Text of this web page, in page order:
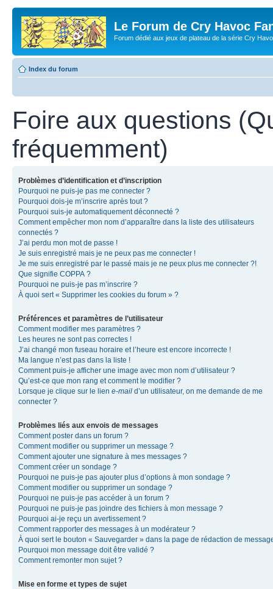
Le Forum de Cry Havoc
Forum dédié aux jeux de plateau de la série Cry
Index du forum
Foire aux questions
fréquemment)
Problèmes d’identification et d’inscription
Pourquoi ne puis-je pas me connecter ?
Pourquoi dois-je m’inscrire après tout ?
Pourquoi suis-je automatiquement déconnecté ?
Comment empêcher mon nom d’apparaître dans la liste des utilisateurs
connectés ?
J’ai perdu mon mot de passe !
Je suis enregistré mais je ne peux pas me connecter !
Je me suis enregistré par le passé mais je ne peux plus me connecter ?!
Que signifie COPPA ?
Pourquoi ne puis-je pas m’inscrire ?
À quoi sert « Supprimer les cookies du forum » ?
Préférences et paramètres de l’utilisateur
Comment modifier mes paramètres ?
Les heures ne sont pas correctes !
J’ai changé mon fuseau horaire et l’heure est encore incorrecte !
Ma langue n’est pas dans la liste !
Comment puis-je afficher une image avec mon nom d’utilisateur ?
Qu’est-ce que mon rang et comment le modifier ?
Lorsque je clique sur le lien e-mail d’un utilisateur, on me demande de me
connecter ?
Problèmes liés aux envois de messages
Comment poster dans un forum ?
Comment modifier ou supprimer un message ?
Comment ajouter une signature à mes messages ?
Comment créer un sondage ?
Pourquoi ne puis-je pas ajouter plus d’options à mon sondage ?
Comment modifier ou supprimer un sondage ?
Pourquoi ne puis-je pas accéder à un forum ?
Pourquoi ne puis-je pas joindre des fichiers à mon message ?
Pourquoi ai-je reçu un avertissement ?
Comment rapporter des messages à un modérateur ?
À quoi sert le bouton « Sauvegarder » dans la page de rédaction de
Pourquoi mon message doit être validé ?
Comment remonter mon sujet ?
Mise en forme et types de sujet